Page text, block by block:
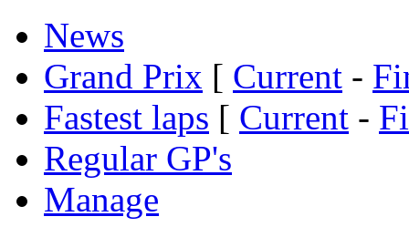
News
Grand Prix [ Current -
Fastest laps [ Current -
Regular GP's
Manage